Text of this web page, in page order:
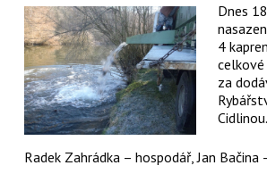
Dnes
4
celkové
za
Cidlinou.
Radek Zahrádka – hospodář, Jan Bačina